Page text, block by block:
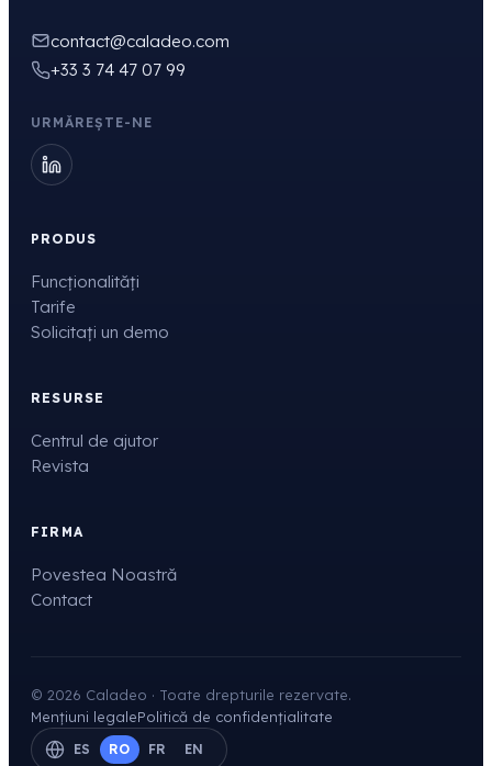
contact@caladeo.com
+33 3 74 47 07 99
URMĂREȘTE-NE
PRODUS
Funcționalități
Tarife
Solicitați un demo
RESURSE
Centrul de ajutor
Revista
FIRMA
Povestea Noastră
Contact
© 2026 Caladeo · Toate drepturile rezervate.
Mențiuni legalePolitică de confidențialitate
ES RO FR EN